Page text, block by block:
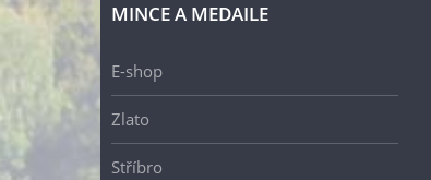
MINCE A MEDAILE
E-shop
Zlato
Stříbro